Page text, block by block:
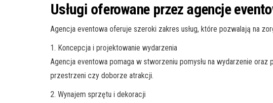
Usługi oferowane przez agencje
Agencja eventowa oferuje szeroki zakres usług, które pozwalają na
1. Koncepcja i projektowanie wydarzenia
Agencja eventowa pomaga w stworzeniu pomysłu na wydarzenie
przestrzeni czy doborze atrakcji.
2. Wynajem sprzętu i dekoracji